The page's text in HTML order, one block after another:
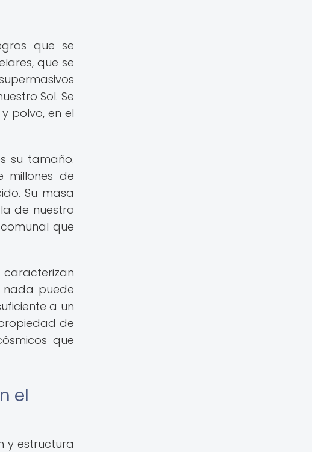
que se
que se
Sol. Se
polvo, en el
su tamaño.
millones de
Su masa
de nuestro
que
nada puede
a un
de
que
el
y estructura